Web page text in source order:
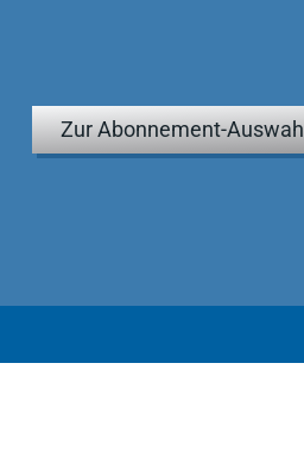
die oftmals
[...]Auf jeden
Zur Abonnement-Auswahl